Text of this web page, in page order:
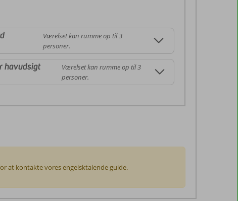
Værelset kan rumme op til 3
personer.
havudsigt
Værelset kan rumme op til 3
personer.
at kontakte vores engelsktalende guide.